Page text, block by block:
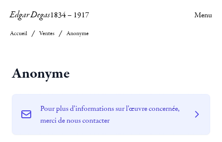
Edgar Degas1834– 1917 Menu
Accueil Ventes Anonyme
Anonyme
Pour plus d'informations sur l'œuvre concernée,
merci de nous contacter